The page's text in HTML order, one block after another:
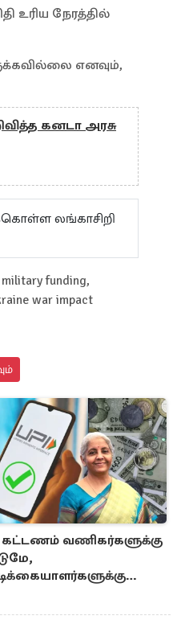
உரிய நேரத்தில்
எனவும்,
கனடா அரசு
லங்காசிறி
funding,
war impact
கட்டணம் வணிகர்களுக்கு